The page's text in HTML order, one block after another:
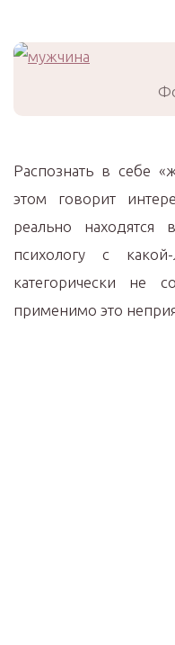
Распознать в себе
этом говорит
реально
психологу с
категорически не
применимо это